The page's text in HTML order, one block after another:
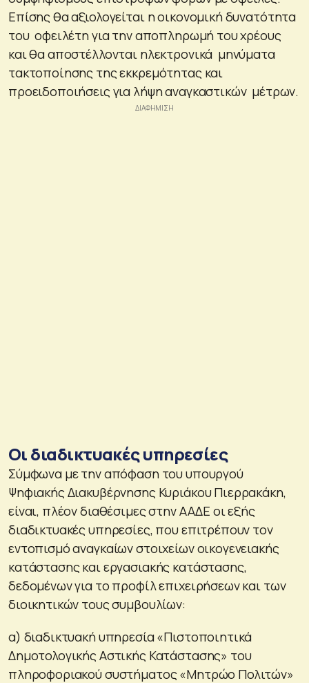
Επίσης θα αξιολογείται η οικονομική δυνατότητα
του οφειλέτη για την αποπληρωμή του χρέους
και θα αποστέλλονται ηλεκτρονικά μηνύματα
τακτοποίησης της εκκρεμότητας και
προειδοποιήσεις για λήψη αναγκαστικών μέτρων.
Οι διαδικτυακές υπηρεσίες
Σύμφωνα με την απόφαση του υπουργού
Ψηφιακής Διακυβέρνησης Κυριάκου Πιερρακάκη,
είναι, πλέον διαθέσιμες στην ΑΑΔΕ οι εξής
διαδικτυακές υπηρεσίες, που επιτρέπουν τον
εντοπισμό αναγκαίων στοιχείων οικογενειακής
κατάστασης και εργασιακής κατάστασης,
δεδομένων για το προφίλ επιχειρήσεων και των
διοικητικών τους συμβουλίων:
α) διαδικτυακή υπηρεσία «Πιστοποιητικά
Δημοτολογικής Αστικής Κατάστασης» του
πληροφοριακού συστήματος «Μητρώο Πολιτών»